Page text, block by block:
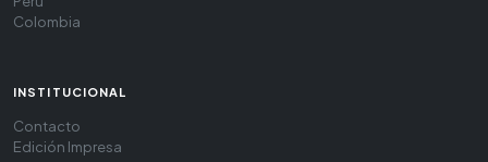
Colombia
INSTITUCIONAL
Contacto
Edición Impresa